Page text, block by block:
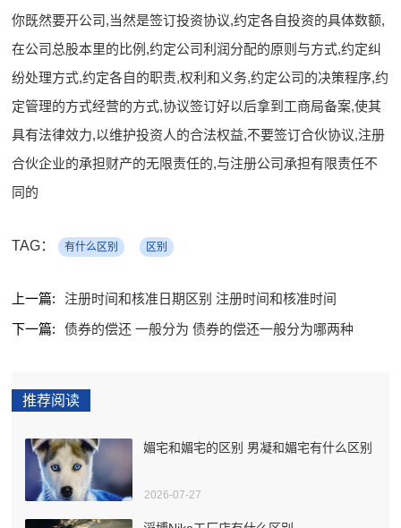
你既然要开公司,当然是签订投资协议,约定各自投资的具体数额,
在公司总股本里的比例,约定公司利润分配的原则与方式,约定纠
纷处理方式,约定各自的职责,权利和义务,约定公司的决策程序,约
定管理的方式经营的方式,协议签订好以后拿到工商局备案,使其
具有法律效力,以维护投资人的合法权益,不要签订合伙协议,注册
合伙企业的承担财产的无限责任的,与注册公司承担有限责任不
同的
TAG： 有什么区别 区别
上一篇:
注册时间和核准日期区别 注册时间和核准时间
下一篇:
债券的偿还 一般分为 债券的偿还一般分为哪两种
推荐阅读
媚宅和媚宅的区别 男凝和媚宅有什么区别
2026-07-27